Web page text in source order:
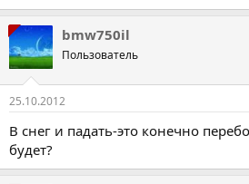
bmw750il
Пользователь
25.10.2012
В снег и падать-это конечно
будет?